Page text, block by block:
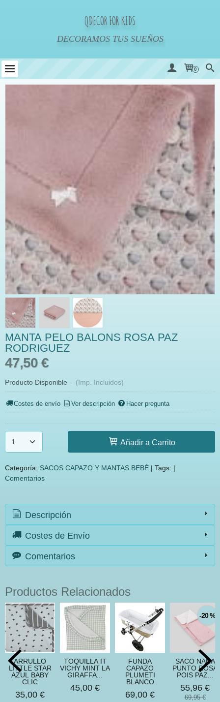
QDECOR FOR KIDS
DECORAMOS TUS SUEÑOS
0
MANTA PELO BALONS ROSA PAZ
RODRIGUEZ
47,50 €
Producto Disponible - (Imp. Incluidos)
Costes de envío Ver descripción Hacer pregunta
Añadir a Carrito
Categoría: SACOS CAPAZO Y MANTAS BEBÈ | Tags: |
Comentarios
Descripción
Costes de Envío
Comentarios
Productos Relacionados
ARRULLO
LITTLE STAR
AZUL BABY
CLIC
35,00 €
TOQUILLA IT
VICHY MINT LA
GIRAFFA...
45,00 €
FUNDA
CAPAZO
PLUMETI
BLANCO
69,00 €
-20 %
SACO NANA
PUNTO ROSA
POIS PAZ...
55,96 €
69,95 €